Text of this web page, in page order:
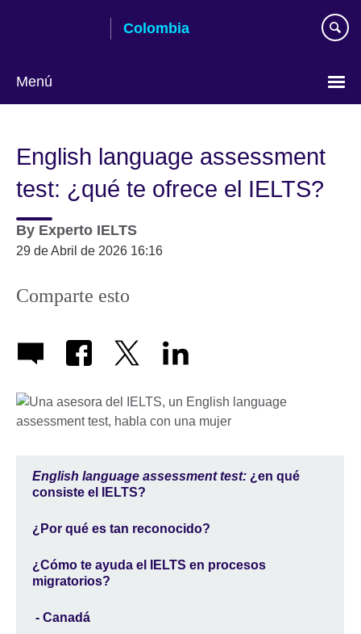
Colombia
Menú
idioma
English language assessment
test: ¿qué te ofrece el IELTS?
By Experto IELTS
29 de Abril de 2026 16:16
Comparte esto
English language assessment test: ¿en qué
consiste el IELTS?
¿Por qué es tan reconocido?
¿Cómo te ayuda el IELTS en procesos
migratorios?
- Canadá